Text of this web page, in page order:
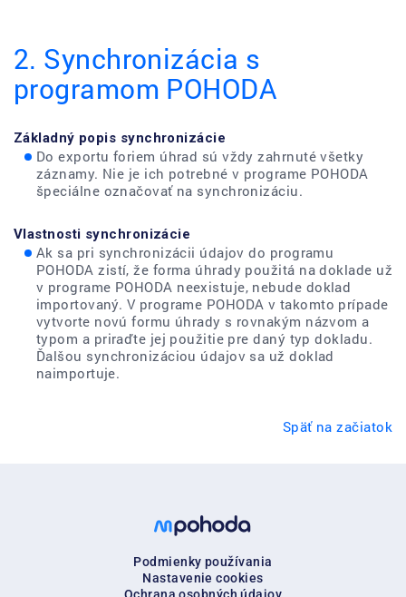
2. Synchronizácia s
programom POHODA
Základný popis synchronizácie
Do exportu foriem úhrad sú vždy zahrnuté všetky
záznamy. Nie je ich potrebné v programe POHODA
špeciálne označovať na synchronizáciu.
Vlastnosti synchronizácie
Ak sa pri synchronizácii údajov do programu
POHODA zistí, že forma úhrady použitá na doklade už
v programe POHODA neexistuje, nebude doklad
importovaný. V programe POHODA v takomto prípade
vytvorte novú formu úhrady s rovnakým názvom a
typom a priraďte jej použitie pre daný typ dokladu.
Ďalšou synchronizáciou údajov sa už doklad
naimportuje.
Späť na začiatok
Podmienky používania
Nastavenie cookies